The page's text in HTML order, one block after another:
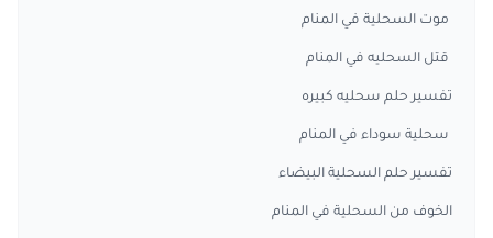
موت السحلية في المنام
قتل السحليه في المنام
تفسير حلم سحليه كبيره
سحلية سوداء في المنام
تفسير حلم السحلية البيضاء
الخوف من السحلية في المنام